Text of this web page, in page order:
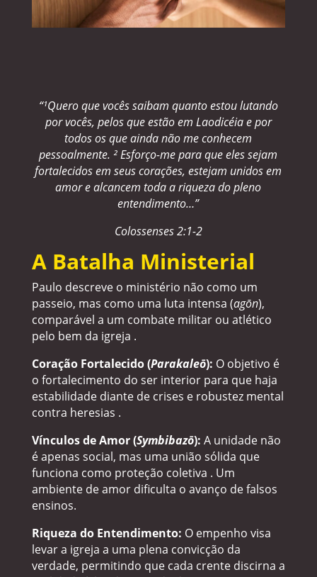
“¹Quero que vocês saibam quanto estou lutando
por vocês, pelos que estão em Laodicéia e por
todos os que ainda não me conhecem
pessoalmente. ² Esforço-me para que eles sejam
fortalecidos em seus corações, estejam unidos em
amor e alcancem toda a riqueza do pleno
entendimento…”
Colossenses 2:1-2
A Batalha Ministerial
Paulo descreve o ministério não como um
passeio, mas como uma luta intensa (agōn),
comparável a um combate militar ou atlético
pelo bem da igreja .
Coração Fortalecido (Parakaleō): O objetivo é
o fortalecimento do ser interior para que haja
estabilidade diante de crises e robustez mental
contra heresias .
Vínculos de Amor (Symbibazō): A unidade não
é apenas social, mas uma união sólida que
funciona como proteção coletiva . Um
ambiente de amor dificulta o avanço de falsos
ensinos.
Riqueza do Entendimento: O empenho visa
levar a igreja a uma plena convicção da
verdade, permitindo que cada crente discirna a